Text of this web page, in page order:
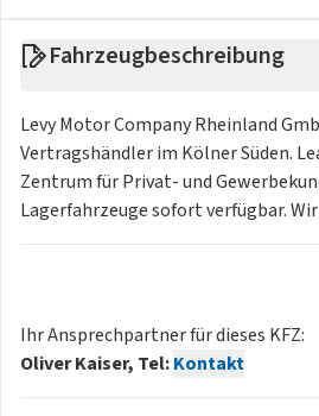
Fahrzeugbeschreibung
Levy Motor Company Rheinland
Vertragshändler im Kölner Süden.
Zentrum für Privat- und
Lagerfahrzeuge sofort verfügbar. Wir
Ihr Ansprechpartner für dieses KFZ:
Oliver Kaiser, Tel:Kontakt